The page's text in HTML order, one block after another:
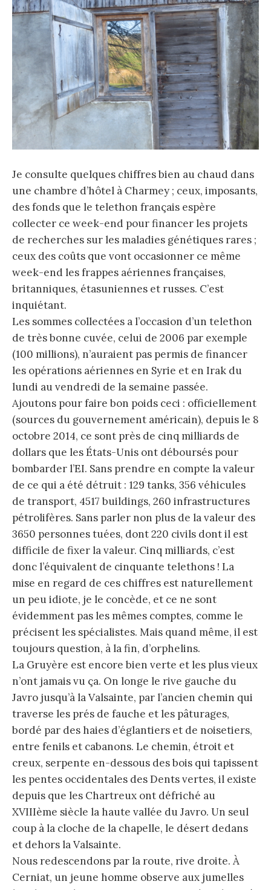
Je consulte quelques chiffres bien au chaud dans
une chambre d’hôtel à Charmey ; ceux, imposants,
des fonds que le telethon français espère
collecter ce week-end pour financer les projets
de recherches sur les maladies génétiques rares ;
ceux des coûts que vont occasionner ce même
week-end les frappes aériennes françaises,
britanniques, étasuniennes et russes. C’est
inquiétant.
Les sommes collectées a l’occasion d’un telethon
de très bonne cuvée, celui de 2006 par exemple
(100 millions), n’auraient pas permis de financer
les opérations aériennes en Syrie et en Irak du
lundi au vendredi de la semaine passée.
Ajoutons pour faire bon poids ceci : officiellement
(sources du gouvernement américain), depuis le 8
octobre 2014, ce sont près de cinq milliards de
dollars que les États-Unis ont déboursés pour
bombarder l’EI. Sans prendre en compte la valeur
de ce qui a été détruit : 129 tanks, 356 véhicules
de transport, 4517 buildings, 260 infrastructures
pétrolifères. Sans parler non plus de la valeur des
3650 personnes tuées, dont 220 civils dont il est
difficile de fixer la valeur. Cinq milliards, c’est
donc l’équivalent de cinquante telethons ! La
mise en regard de ces chiffres est naturellement
un peu idiote, je le concède, et ce ne sont
évidemment pas les mêmes comptes, comme le
précisent les spécialistes. Mais quand même, il est
toujours question, à la fin, d’orphelins.
La Gruyère est encore bien verte et les plus vieux
n’ont jamais vu ça. On longe le rive gauche du
Javro jusqu’à la Valsainte, par l’ancien chemin qui
traverse les prés de fauche et les pâturages,
bordé par des haies d’églantiers et de noisetiers,
entre fenils et cabanons. Le chemin, étroit et
creux, serpente en-dessous des bois qui tapissent
les pentes occidentales des Dents vertes, il existe
depuis que les Chartreux ont défriché au
XVIIIème siècle la haute vallée du Javro. Un seul
coup à la cloche de la chapelle, le désert dedans
et dehors la Valsainte.
Nous redescendons par la route, rive droite. À
Cerniat, un jeune homme observe aux jumelles